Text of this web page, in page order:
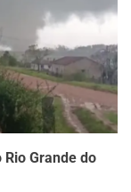
Grande do